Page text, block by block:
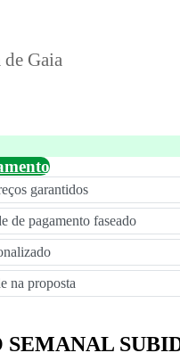
Gaia
garantidos
de pagamento faseado
na proposta
SEMANAL